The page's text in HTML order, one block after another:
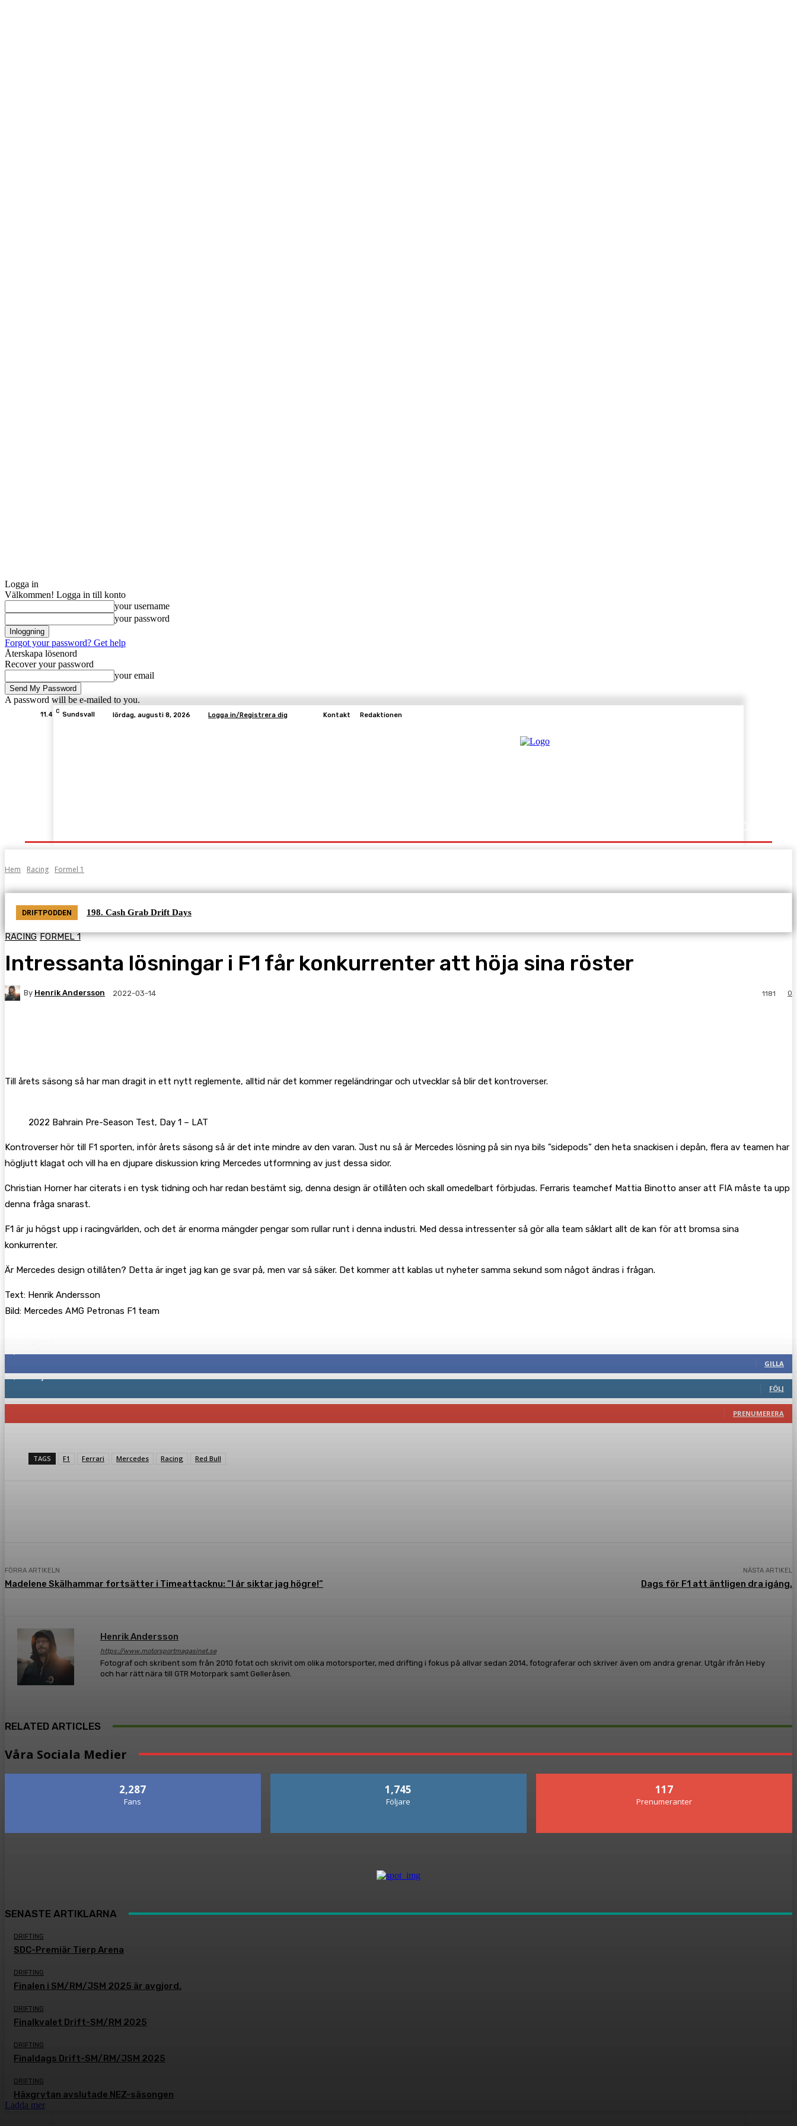
Logga in
Välkommen! Logga in till konto
your username
your password
Forgot your password? Get help
Återskapa lösenord
Recover your password
your email
A password will be e-mailed to you.
11.4 C Sundsvall lördag, augusti 8, 2026 Logga in/Registrera dig Kontakt Redaktionen
Hem Racing Formel 1
DRIFTPODDEN 198. Cash Grab Drift Days
RACING FORMEL 1
Intressanta lösningar i F1 får konkurrenter att höja sina röster
By Henrik Andersson 2022-03-14 0
1181
Till årets säsong så har man dragit in ett nytt reglemente, alltid när det kommer regeländringar och utvecklar så blir det kontroverser.
2022 Bahrain Pre-Season Test, Day 1 – LAT
Kontroverser hör till F1 sporten, inför årets säsong så är det inte mindre av den varan. Just nu så är Mercedes lösning på sin nya bils ”sidepods” den heta snackisen i depån, flera av teamen har
högljutt klagat och vill ha en djupare diskussion kring Mercedes utformning av just dessa sidor.
Christian Horner har citerats i en tysk tidning och har redan bestämt sig, denna design är otillåten och skall omedelbart förbjudas. Ferraris teamchef Mattia Binotto anser att FIA måste ta upp
denna fråga snarast.
F1 är ju högst upp i racingvärlden, och det är enorma mängder pengar som rullar runt i denna industri. Med dessa intressenter så gör alla team såklart allt de kan för att bromsa sina
konkurrenter.
Är Mercedes design otillåten? Detta är inget jag kan ge svar på, men var så säker. Det kommer att kablas ut nyheter samma sekund som något ändras i frågan.
Text: Henrik Andersson
Bild: Mercedes AMG Petronas F1 team
GILLA
FÖLJ
PRENUMERERA
TAGS F1 Ferrari Mercedes Racing Red Bull
FÖRRA ARTIKELN
Madelene Skälhammar fortsätter i Timeattacknu: ”I år siktar jag högre!”
NÄSTA ARTIKEL
Dags för F1 att äntligen dra igång.
Henrik Andersson
https://www.motorsportmagasinet.se
Fotograf och skribent som från 2010 fotat och skrivit om olika motorsporter, med drifting i fokus på allvar sedan 2014, fotograferar och skriver även om andra grenar. Utgår ifrån Heby
och har rätt nära till GTR Motorpark samt Gelleråsen.
RELATED ARTICLES
Våra Sociala Medier
2,287
Fans
1,745
Följare
117
Prenumeranter
SENASTE ARTIKLARNA
DRIFTING
SDC-Premiär Tierp Arena
DRIFTING
Finalen i SM/RM/JSM 2025 är avgjord.
DRIFTING
Finalkvalet Drift-SM/RM 2025
DRIFTING
Finaldags Drift-SM/RM/JSM 2025
DRIFTING
Häxgrytan avslutade NEZ-säsongen
Ladda mer